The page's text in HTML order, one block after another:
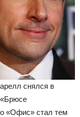
снялся в
«Офис» стал тем